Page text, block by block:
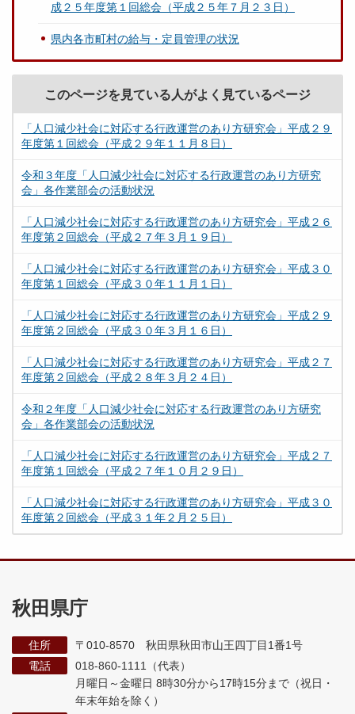
成２５年度第１回総会（平成２５年７月２３日）
県内各市町村の給与・定員管理の状況
このページを見ている人がよく見ているページ
「人口減少社会に対応する行政運営のあり方研究会」平成２９
年度第１回総会（平成２９年１１月８日）
令和３年度「人口減少社会に対応する行政運営のあり方研究
会」各作業部会の活動状況
「人口減少社会に対応する行政運営のあり方研究会」平成２６
年度第２回総会（平成２７年３月１９日）
「人口減少社会に対応する行政運営のあり方研究会」平成３０
年度第１回総会（平成３０年１１月１日）
「人口減少社会に対応する行政運営のあり方研究会」平成２９
年度第２回総会（平成３０年３月１６日）
「人口減少社会に対応する行政運営のあり方研究会」平成２７
年度第２回総会（平成２８年３月２４日）
令和２年度「人口減少社会に対応する行政運営のあり方研究
会」各作業部会の活動状況
「人口減少社会に対応する行政運営のあり方研究会」平成２７
年度第１回総会（平成２７年１０月２９日）
「人口減少社会に対応する行政運営のあり方研究会」平成３０
年度第２回総会（平成３１年２月２５日）
秋田県庁
住所
〒010-8570 秋田県秋田市山王四丁目1番1号
電話
018-860-1111（代表）
月曜日～金曜日 8時30分から17時15分まで （祝日・
年末年始を除く）